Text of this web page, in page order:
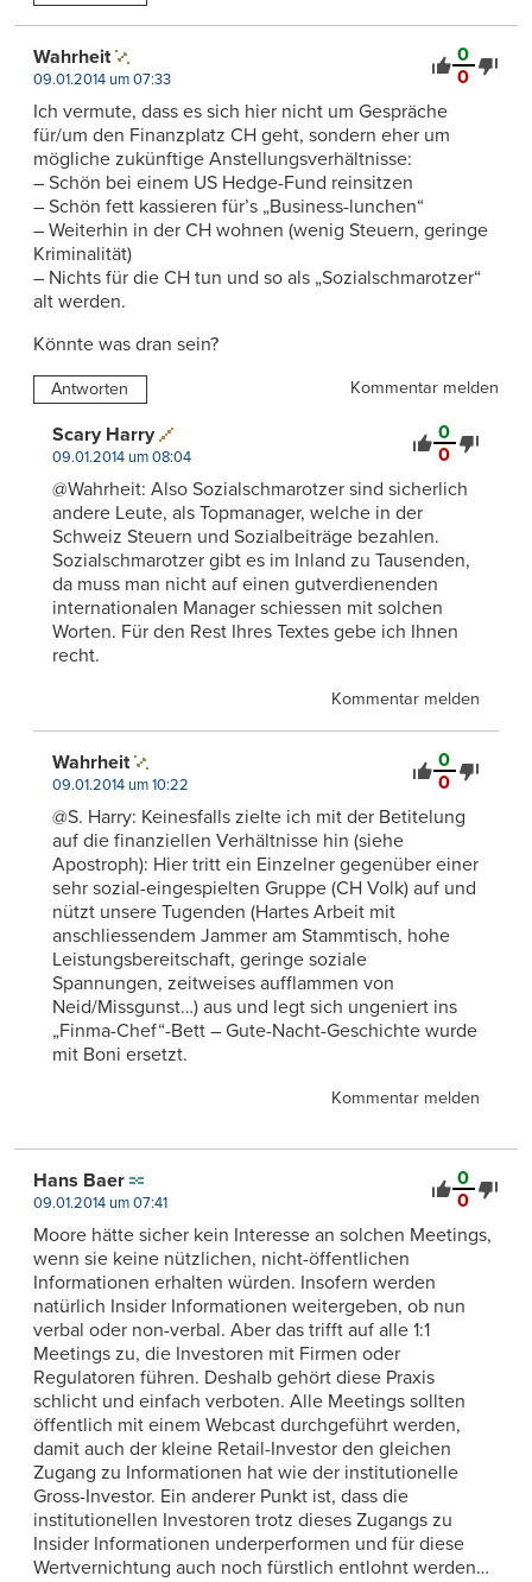
0
0
Wahrheit
09.01.2014 um 07:33
Ich vermute, dass es sich hier nicht um Gespräche
für/um den Finanzplatz CH geht, sondern eher um
mögliche zukünftige Anstellungsverhältnisse:
– Schön bei einem US Hedge-Fund reinsitzen
– Schön fett kassieren für’s „Business-lunchen“
– Weiterhin in der CH wohnen (wenig Steuern, geringe
Kriminalität)
– Nichts für die CH tun und so als „Sozialschmarotzer“
alt werden.
Könnte was dran sein?
Antworten Kommentar melden
0
0
Scary Harry
09.01.2014 um 08:04
@Wahrheit: Also Sozialschmarotzer sind sicherlich
andere Leute, als Topmanager, welche in der
Schweiz Steuern und Sozialbeiträge bezahlen.
Sozialschmarotzer gibt es im Inland zu Tausenden,
da muss man nicht auf einen gutverdienenden
internationalen Manager schiessen mit solchen
Worten. Für den Rest Ihres Textes gebe ich Ihnen
recht.
Kommentar melden
0
0
Wahrheit
09.01.2014 um 10:22
@S. Harry: Keinesfalls zielte ich mit der Betitelung
auf die finanziellen Verhältnisse hin (siehe
Apostroph): Hier tritt ein Einzelner gegenüber einer
sehr sozial-eingespielten Gruppe (CH Volk) auf und
nützt unsere Tugenden (Hartes Arbeit mit
anschliessendem Jammer am Stammtisch, hohe
Leistungsbereitschaft, geringe soziale
Spannungen, zeitweises aufflammen von
Neid/Missgunst…) aus und legt sich ungeniert ins
„Finma-Chef“-Bett – Gute-Nacht-Geschichte wurde
mit Boni ersetzt.
Kommentar melden
0
0
Hans Baer
09.01.2014 um 07:41
Moore hätte sicher kein Interesse an solchen Meetings,
wenn sie keine nützlichen, nicht-öffentlichen
Informationen erhalten würden. Insofern werden
natürlich Insider Informationen weitergeben, ob nun
verbal oder non-verbal. Aber das trifft auf alle 1:1
Meetings zu, die Investoren mit Firmen oder
Regulatoren führen. Deshalb gehört diese Praxis
schlicht und einfach verboten. Alle Meetings sollten
öffentlich mit einem Webcast durchgeführt werden,
damit auch der kleine Retail-Investor den gleichen
Zugang zu Informationen hat wie der institutionelle
Gross-Investor. Ein anderer Punkt ist, dass die
institutionellen Investoren trotz dieses Zugangs zu
Insider Informationen underperformen und für diese
Wertvernichtung auch noch fürstlich entlohnt werden…